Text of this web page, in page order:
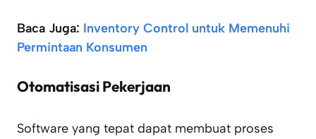
Baca Juga: Inventory Control untuk Memenuhi
Permintaan Konsumen
Otomatisasi Pekerjaan
Software yang tepat dapat membuat proses